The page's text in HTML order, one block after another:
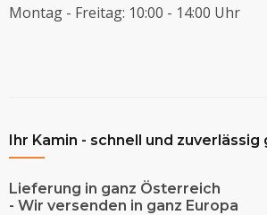
Montag - Freitag: 10:00 - 14:00 Uhr
Ihr Kamin - schnell und
Lieferung in ganz Österreich
- Wir versenden in ganz Europa